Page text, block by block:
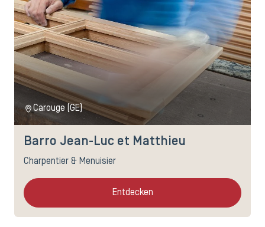
Carouge (GE)
Barro Jean-Luc et Matthieu
Charpentier & Menuisier
Entdecken